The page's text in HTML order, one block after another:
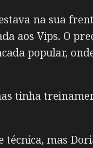
na sua
aos Vips. O
popular,
tinha
mas